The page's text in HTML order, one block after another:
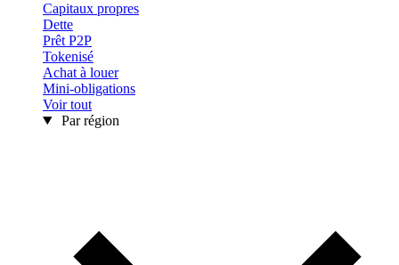
Capitaux propres
Dette
Prêt P2P
Tokenisé
Achat à louer
Mini-obligations
Voir tout
Par région